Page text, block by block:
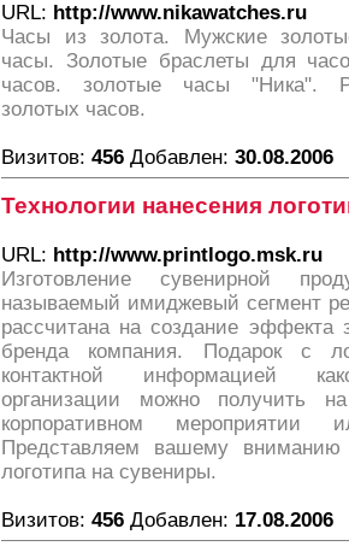
URL: http://www.nikawatches.ru
Часы из золота. Мужские
часы. Золотые браслеты для
часов. золотые часы "Ника".
золотых часов.
Визитов: 456 Добавлен: 30.08.2006
Технологии нанесения
URL: http://www.printlogo.msk.ru
Изготовление сувенирной
называемый имиджевый сегмент
рассчитана на создание эффекта
бренда компания. Подарок с
контактной информацией
организации можно получить
корпоративном
Представляем вашему вниманию
логотипа на сувениры.
Визитов: 456 Добавлен: 17.08.2006